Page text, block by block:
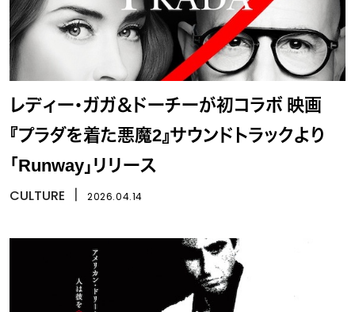
レディー・ガガ＆ドーチーが初コラボ 映画
『プラダを着た悪魔2』サウンドトラックより
「Runway」リリース
CULTURE 2026.04.14